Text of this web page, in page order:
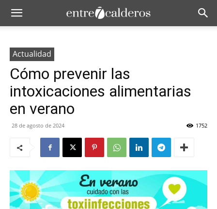
Actualidad
Cómo prevenir las
intoxicaciones alimentarias
en verano
28 de agosto de 2024 1752